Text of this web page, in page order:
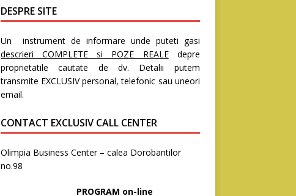
DESPRE SITE
Un instrument de informare unde puteti gasi
descrieri COMPLETE si POZE REALEdepre
proprietatile cautate de dv. Detalii putem
transmite EXCLUSIV personal, telefonic sau uneori
email.
CONTACT EXCLUSIV CALL CENTER
Olimpia Business Center – calea Dorobantilor
no.98
PROGRAM on-line